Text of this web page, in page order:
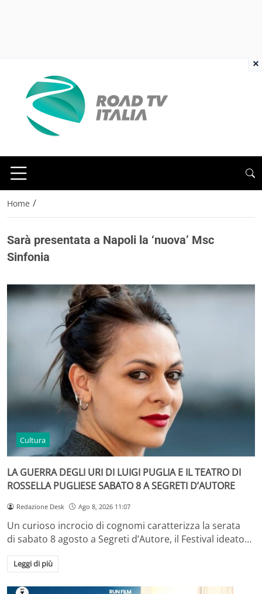
Home /
Sarà presentata a Napoli la ‘nuova’ Msc
Sinfonia
Cultura
LA GUERRA DEGLI URI DI LUIGI PUGLIA E IL TEATRO DI
ROSSELLA PUGLIESE SABATO 8 A SEGRETI D’AUTORE
Redazione Desk Ago 8, 2026 11:07
Un curioso incrocio di cognomi caratterizza la serata
di sabato 8 agosto a Segreti d’Autore, il Festival ideato…
Leggi di più
×